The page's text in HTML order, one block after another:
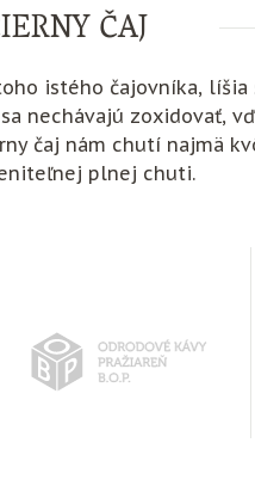
ČAJ
istého čajovníka, líšia
nechávajú zoxidovať,
čaj nám chutí najmä
plnej chuti.